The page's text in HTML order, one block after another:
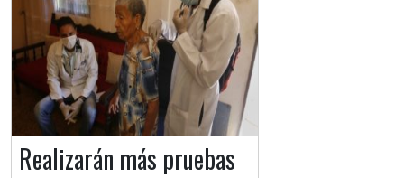
Realizarán más pruebas